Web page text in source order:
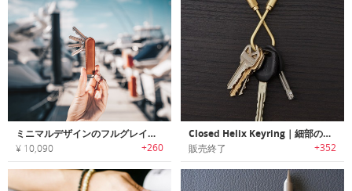
ミニマルデザインのフルグレインレザー製キーオーガナイザー「JIBBON（ジボン）」
¥ 10,090 +260
Closed Helix Keyring｜細部のディテールが美しいブラス製キーリング
販売終了 +352